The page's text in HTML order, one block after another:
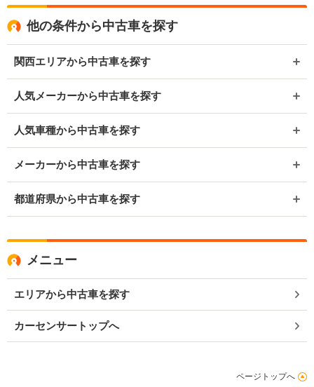
他の条件から中古車を探す
関西エリアから中古車を探す
人気メーカーから中古車を探す
人気車種から中古車を探す
メーカーから中古車を探す
都道府県から中古車を探す
メニュー
エリアから中古車を探す
カーセンサートップへ
ページトップへ